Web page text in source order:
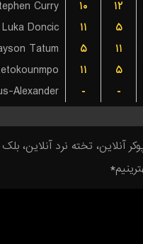
Curry
۱۰ ۱۲
Luka Doncic
۱۱ ۵
Tatum
۵ ۱۱
۱۱ ۵
- -
آنلاین، تخته نرد آنلاین،